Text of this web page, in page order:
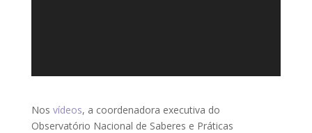
Nos vídeos, a coordenadora executiva do
Observatório Nacional de Saberes e Práticas